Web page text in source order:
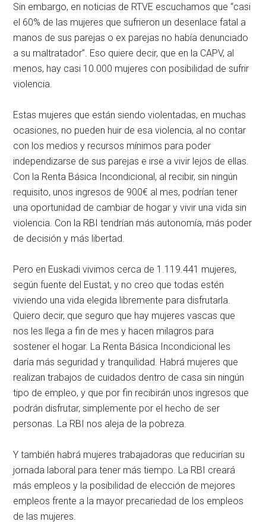
Sin embargo, en noticias de RTVE escuchamos que “casi
el 60% de las mujeres que sufrieron un desenlace fatal a
manos de sus parejas o ex parejas no había denunciado
a su maltratador”. Eso quiere decir, que en la CAPV, al
menos, hay casi 10.000 mujeres con posibilidad de sufrir
violencia.
Estas mujeres que están siendo violentadas, en muchas
ocasiones, no pueden huir de esa violencia, al no contar
con los medios y recursos mínimos para poder
independizarse de sus parejas e irse a vivir lejos de ellas.
Con la Renta Básica Incondicional, al recibir, sin ningún
requisito, unos ingresos de 900€ al mes, podrían tener
una oportunidad de cambiar de hogar y vivir una vida sin
violencia. Con la RBI tendrían más autonomía, más poder
de decisión y más libertad.
Pero en Euskadi vivimos cerca de 1.119.441 mujeres,
según fuente del Eustat, y no creo que todas estén
viviendo una vida elegida libremente para disfrutarla.
Quiero decir, que seguro que hay mujeres vascas que
nos les llega a fin de mes y hacen milagros para
sostener el hogar. La Renta Básica Incondicional les
daría más seguridad y tranquilidad. Habrá mujeres que
realizan trabajos de cuidados dentro de casa sin ningún
tipo de empleo, y que por fin recibirán unos ingresos que
podrán disfrutar, simplemente por el hecho de ser
personas. La RBI nos aleja de la pobreza.
Y también habrá mujeres trabajadoras que reducirían su
jornada laboral para tener más tiempo. La RBI creará
más empleos y la posibilidad de elección de mejores
empleos frente a la mayor precariedad de los empleos
de las mujeres.